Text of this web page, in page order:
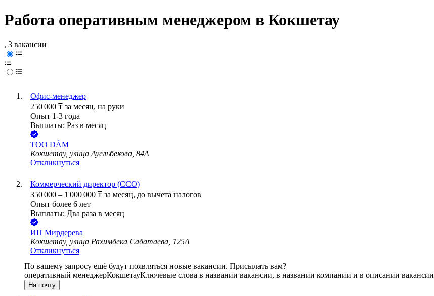
Работа оперативным менеджером в Кокшетау
, 3 вакансии
Офис-менеджер
250 000 ₸ за месяц, на руки
Опыт 1-3 года
Выплаты: Раз в месяц
ТОО DÁМ
Кокшетау, улица Ауельбекова, 84А
Откликнуться
Коммерческий директор (CCO)
350 000 – 1 000 000 ₸ за месяц, до вычета налогов
Опыт более 6 лет
Выплаты: Два раза в месяц
ИП Мирдерева
Кокшетау, улица Рахимбека Сабатаева, 125А
Откликнуться
По вашему запросу ещё будут появляться новые вакансии. Присылать вам?
оперативный менеджерКокшетауКлючевые слова в названии вакансии, в названии компании и в описании вакансии
На почту